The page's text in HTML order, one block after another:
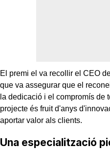
El premi el va recollir el CEO
que va assegurar que el
la dedicació i el compromís de
projecte és fruit d'anys
aportar valor als clients.
Una especialització